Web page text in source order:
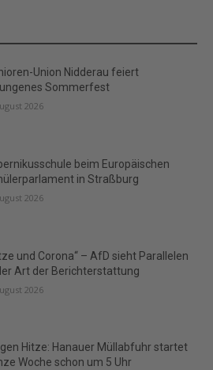
Union Nidderau feiert
Sommerfest
2026
beim Europäischen
in Straßburg
2026
und Corona“ – AfD sieht Parallelen
Art der Berichterstattung
2026
Hitze: Hanauer Müllabfuhr startet
Woche schon um 5 Uhr